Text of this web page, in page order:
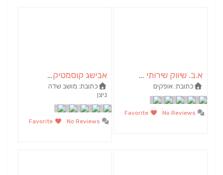
א.ב. שיווק שירותי ניקיון ותחזוקה
כתובת:אופקים
No Reviews
Favorite
אבישג קוסמטיקה מתקדמת | קוסמטיקאית באשכול | הסרת שיער
כתובת:מושב שדה
ניצן
No Reviews
Favorite